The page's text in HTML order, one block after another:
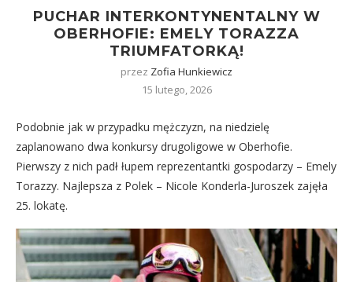
PUCHAR INTERKONTYNENTALNY W
OBERHOFIE: EMELY TORAZZA
TRIUMFATORKĄ!
przez Zofia Hunkiewicz
15 lutego, 2026
Podobnie jak w przypadku mężczyzn, na niedzielę
zaplanowano dwa konkursy drugoligowe w Oberhofie.
Pierwszy z nich padł łupem reprezentantki gospodarzy – Emely
Torazzy. Najlepsza z Polek – Nicole Konderla-Juroszek zajęła
25. lokatę.